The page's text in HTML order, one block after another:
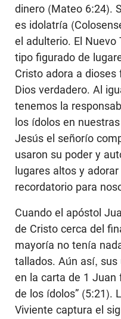
dinero (Mateo 6:24).
es idolatría
el adulterio. El
tipo figurado de
Cristo adora a
Dios verdadero. Al
tenemos la
los ídolos en
Jesús el señorío
usaron su poder y
lugares altos y
recordatorio para
Cuando el apóstol
de Cristo cerca del
mayoría no tenía
tallados. Aún así,
en la carta de 1 Juan
de los ídolos” (5:21).
Viviente captura el